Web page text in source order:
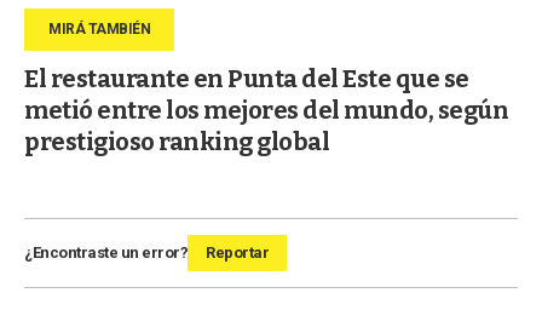
El restaurante en Punta del Este que se
metió entre los mejores del mundo, según
prestigioso ranking global
¿Encontraste un error? Reportar